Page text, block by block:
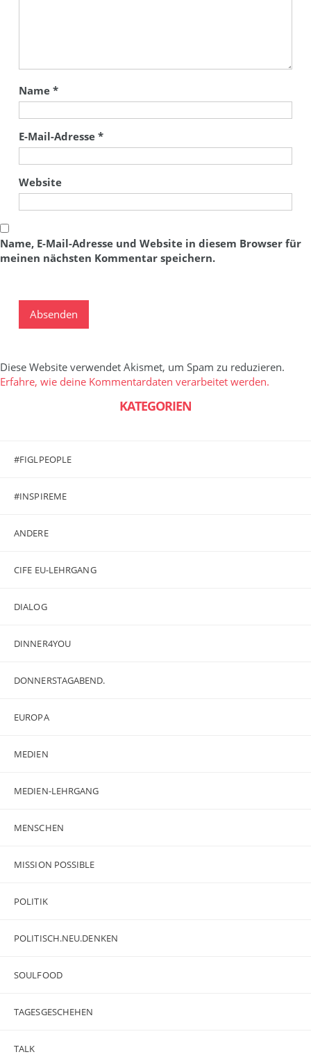
Name *
E-Mail-Adresse *
Website
Name, E-Mail-Adresse und Website in diesem Browser für
meinen nächsten Kommentar speichern.
Diese Website verwendet Akismet, um Spam zu reduzieren.
Erfahre, wie deine Kommentardaten verarbeitet werden.
KATEGORIEN
#FIGLPEOPLE
#INSPIREME
ANDERE
CIFE EU-LEHRGANG
DIALOG
DINNER4YOU
DONNERSTAGABEND.
EUROPA
MEDIEN
MEDIEN-LEHRGANG
MENSCHEN
MISSION POSSIBLE
POLITIK
POLITISCH.NEU.DENKEN
SOULFOOD
TAGESGESCHEHEN
TALK